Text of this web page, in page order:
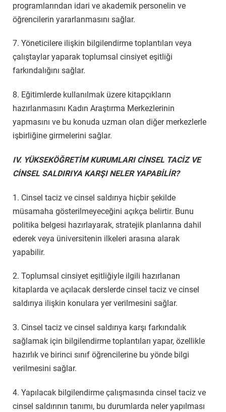
programlarından idari ve akademik personelin ve
öğrencilerin yararlanmasını sağlar.
7. Yöneticilere ilişkin bilgilendirme toplantıları veya
çalıştaylar yaparak toplumsal cinsiyet eşitliği
farkındalığını sağlar.
8. Eğitimlerde kullanılmak üzere kitapçıkların
hazırlanmasını Kadın Araştırma Merkezlerinin
yapmasını ve bu konuda uzman olan diğer merkezlerle
işbirliğine girmelerini sağlar.
IV. YÜKSEKÖĞRETİM KURUMLARI CİNSEL TACİZ VE
CİNSEL SALDIRIYA KARŞI NELER YAPABİLİR?
1. Cinsel taciz ve cinsel saldırıya hiçbir şekilde
müsamaha gösterilmeyeceğini açıkça belirtir. Bunu
politika belgesi hazırlayarak, stratejik planlarına dahil
ederek veya üniversitenin ilkeleri arasına alarak
yapabilir.
2. Toplumsal cinsiyet eşitliğiyle ilgili hazırlanan
kitaplarda ve açılacak derslerde cinsel taciz ve cinsel
saldırıya ilişkin konulara yer verilmesini sağlar.
3. Cinsel taciz ve cinsel saldırıya karşı farkındalık
sağlamak için bilgilendirme toplantıları yapar, özellikle
hazırlık ve birinci sınıf öğrencilerine bu yönde bilgi
verilmesini sağlar.
4. Yapılacak bilgilendirme çalışmasında cinsel taciz ve
cinsel saldırının tanımı, bu durumlarda neler yapılması